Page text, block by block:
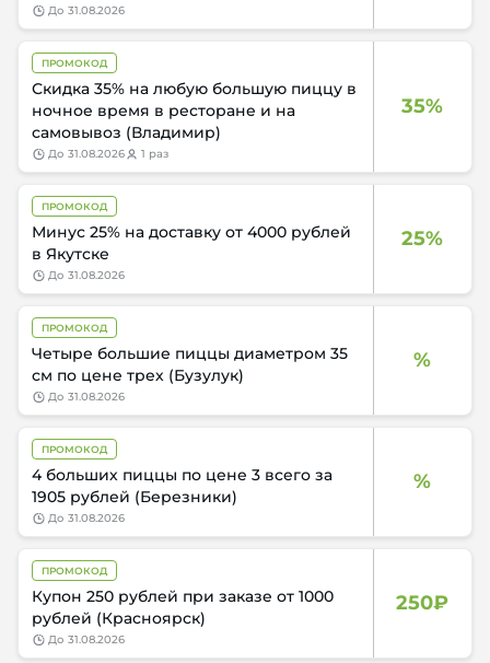
до 31.08.2026
35%
ПРОМОКОД
Скидка 35% на любую большую пиццу в
ночное время в ресторане и на
самовывоз (Владимир)
до 31.08.2026 1 раз
25%
ПРОМОКОД
Минус 25% на доставку от 4000 рублей
в Якутске
до 31.08.2026
%
ПРОМОКОД
Четыре большие пиццы диаметром 35
см по цене трех (Бузулук)
до 31.08.2026
%
ПРОМОКОД
4 больших пиццы по цене 3 всего за
1905 рублей (Березники)
до 31.08.2026
250₽
ПРОМОКОД
Купон 250 рублей при заказе от 1000
рублей (Красноярск)
до 31.08.2026